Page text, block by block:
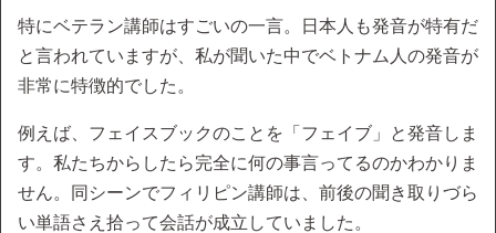
特にベテラン講師はすごいの一言。日本人も発音が特有だ
と言われていますが、私が聞いた中でベトナム人の発音が
非常に特徴的でした。
例えば、フェイスブックのことを「フェイブ」と発音しま
す。私たちからしたら完全に何の事言ってるのかわかりま
せん。同シーンでフィリピン講師は、前後の聞き取りづら
い単語さえ拾って会話が成立していました。